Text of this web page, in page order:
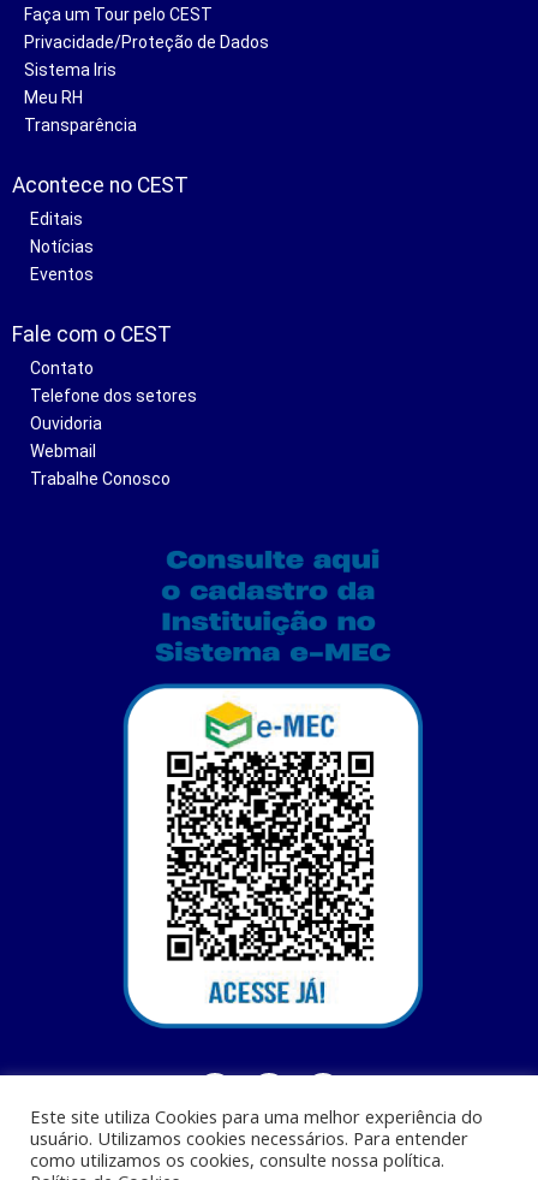
Faça um Tour pelo CEST
Privacidade/Proteção de Dados
Sistema Iris
Meu RH
Transparência
Acontece no CEST
Editais
Notícias
Eventos
Fale com o CEST
Contato
Telefone dos setores
Ouvidoria
Webmail
Trabalhe Conosco
Este site utiliza Cookies para uma melhor experiência do
usuário. Utilizamos cookies necessários. Para entender
como utilizamos os cookies, consulte nossa política.